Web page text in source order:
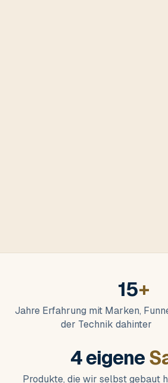
15+
Jahre Erfahrung mit Marken,
der Technik dahinter
4 eigene
Produkte, die wir selbst gebaut